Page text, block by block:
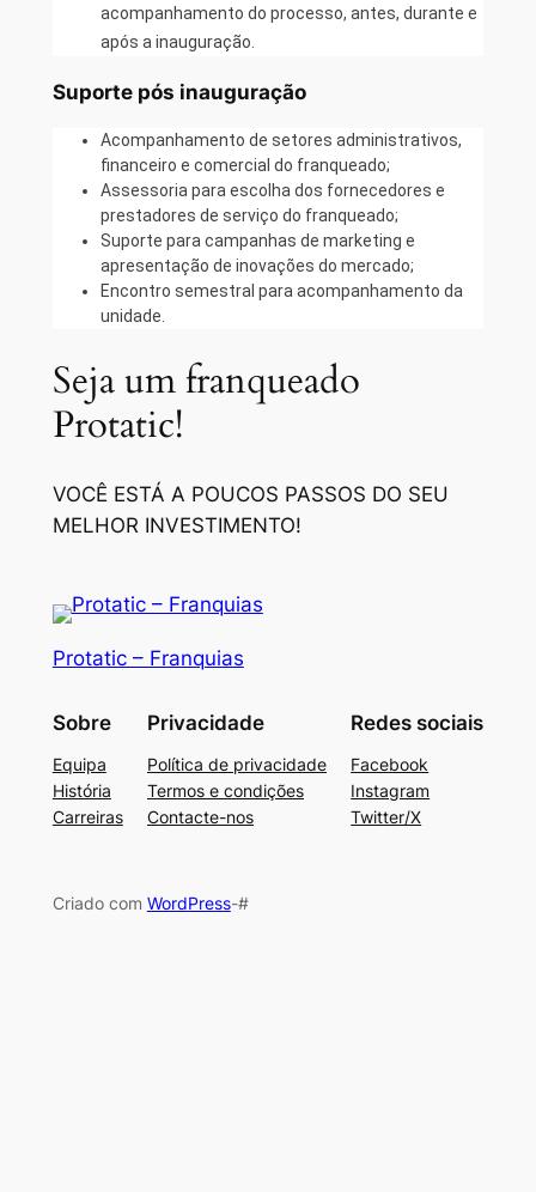
acompanhamento do processo, antes, durante e
após a inauguração.
Suporte pós inauguração
Acompanhamento de setores administrativos,
financeiro e comercial do franqueado;
Assessoria para escolha dos fornecedores e
prestadores de serviço do franqueado;
Suporte para campanhas de marketing e
apresentação de inovações do mercado;
Encontro semestral para acompanhamento da
unidade.
Seja um franqueado
Protatic!
VOCÊ ESTÁ A POUCOS PASSOS DO SEU
MELHOR INVESTIMENTO!
Protatic – Franquias
Sobre
Equipa
História
Carreiras
Privacidade
Política de privacidade
Termos e condições
Contacte-nos
Redes sociais
Facebook
Instagram
Twitter/X
Criado com WordPress-#